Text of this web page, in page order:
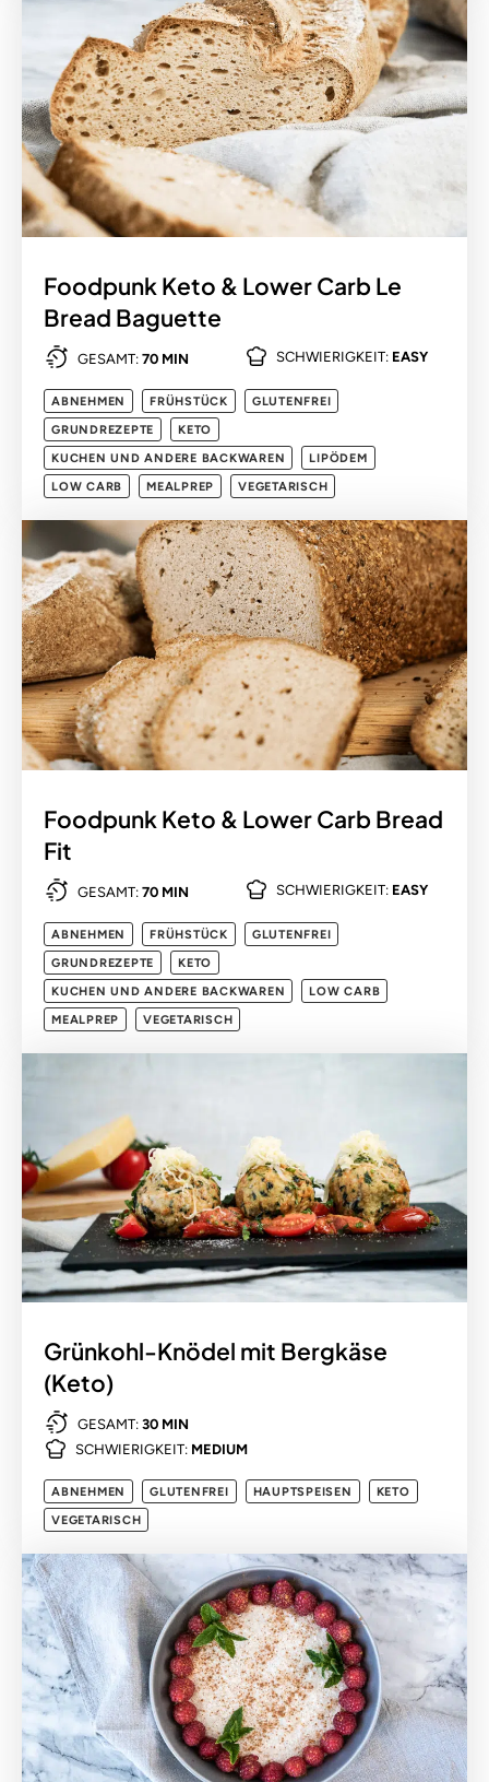
Foodpunk Keto & Lower Carb Le
Bread Baguette
GESAMT: 70 MIN SCHWIERIGKEIT: EASY
ABNEHMEN FRÜHSTÜCK
GLUTENFREI
GRUNDREZEPTE
KETO
KUCHEN UND ANDERE BACKWAREN
LIPÖDEM
LOW CARB
MEALPREP VEGETARISCH
Foodpunk Keto & Lower Carb Bread
Fit
GESAMT: 70 MIN SCHWIERIGKEIT: EASY
ABNEHMEN FRÜHSTÜCK
GLUTENFREI
GRUNDREZEPTE
KETO
KUCHEN UND ANDERE BACKWAREN
LOW CARB
MEALPREP
VEGETARISCH
Grünkohl-Knödel mit Bergkäse
(Keto)
GESAMT: 30 MIN
SCHWIERIGKEIT: MEDIUM
ABNEHMEN GLUTENFREI HAUPTSPEISEN
KETO
VEGETARISCH